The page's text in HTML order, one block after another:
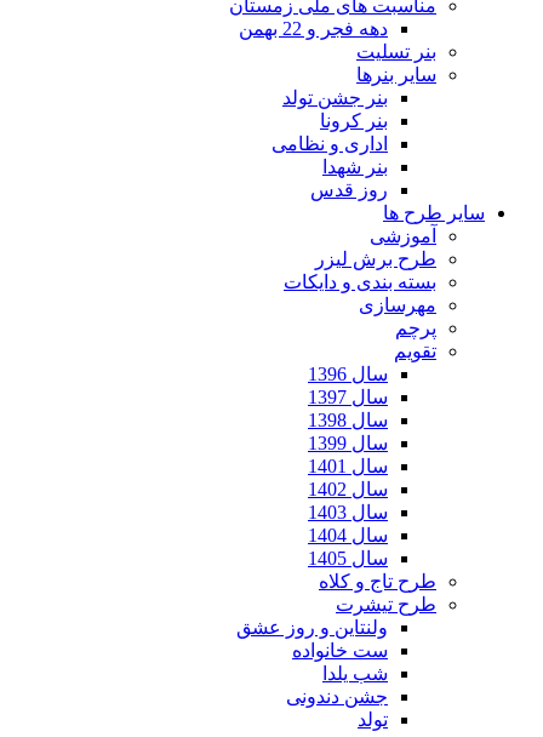
مناسبت های ملی زمستان
دهه فجر و 22 بهمن
بنر تسلیت
سایر بنرها
بنر جشن تولد
بنر کرونا
اداری و نظامی
بنر شهدا
روز قدس
سایر طرح ها
آموزشی
طرح برش لیزر
بسته بندی و دایکات
مهرسازی
پرچم
تقویم
سال 1396
سال 1397
سال 1398
سال 1399
سال 1401
سال 1402
سال 1403
سال 1404
سال 1405
طرح تاج و کلاه
طرح تیشرت
ولنتاین و روز عشق
ست خانواده
شب یلدا
جشن دندونی
تولد